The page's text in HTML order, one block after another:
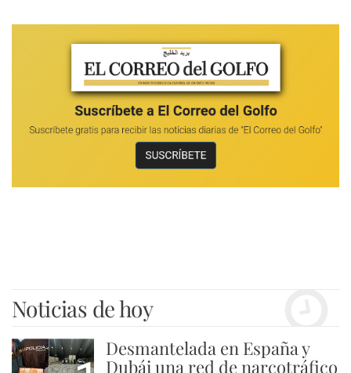
Noticias de hoy
Desmantelada en España y
Dubái una red de narcotráfico